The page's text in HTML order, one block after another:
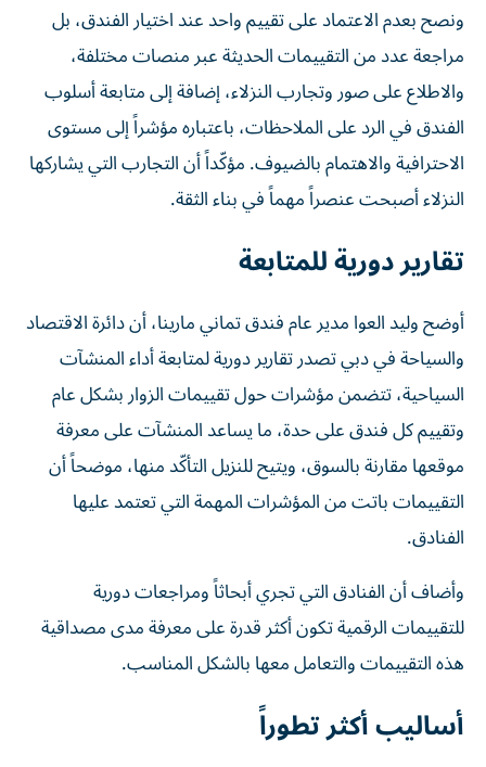
ونصح بعدم الاعتماد على تقييم واحد عند اختيار الفندق، بل
مراجعة عدد من التقييمات الحديثة عبر منصات مختلفة،
والاطلاع على صور وتجارب النزلاء، إضافة إلى متابعة أسلوب
الفندق في الرد على الملاحظات، باعتباره مؤشراً إلى مستوى
الاحترافية والاهتمام بالضيوف. مؤكّداً أن التجارب التي يشاركها
النزلاء أصبحت عنصراً مهماً في بناء الثقة.
تقارير دورية للمتابعة
أوضح وليد العوا مدير عام فندق تماني مارينا، أن دائرة الاقتصاد
والسياحة في دبي تصدر تقارير دورية لمتابعة أداء المنشآت
السياحية، تتضمن مؤشرات حول تقييمات الزوار بشكل عام
وتقييم كل فندق على حدة، ما يساعد المنشآت على معرفة
موقعها مقارنة بالسوق، ويتيح للنزيل التأكّد منها، موضحاً أن
التقييمات باتت من المؤشرات المهمة التي تعتمد عليها
الفنادق.
وأضاف أن الفنادق التي تجري أبحاثاً ومراجعات دورية
للتقييمات الرقمية تكون أكثر قدرة على معرفة مدى مصداقية
هذه التقييمات والتعامل معها بالشكل المناسب.
أساليب أكثر تطوراً